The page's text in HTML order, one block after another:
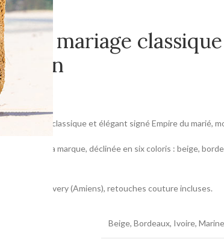
de mariage
Berlin
3 pièces classique et élégant signé Empire du marié,
de la marque, déclinée en six coloris : beige,
vous à Rivery (Amiens), retouches couture incluses.
Beige, Bordeaux, Ivoire, Marine